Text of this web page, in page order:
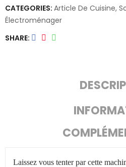
CATEGORIES: Article De Cuisine,
Électroménager
SHARE
Laissez vous tenter par cette